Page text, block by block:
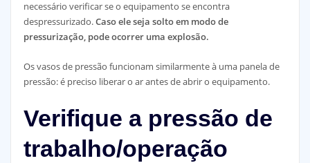
necessário verificar se o equipamento se encontra
despressurizado.Caso ele seja solto em modo de
pressurização, pode ocorrer uma explosão.
Os vasos de pressão funcionam similarmente à uma panela de
pressão: é preciso liberar o ar antes de abrir o equipamento.
Verifique a pressão de
trabalho/operação